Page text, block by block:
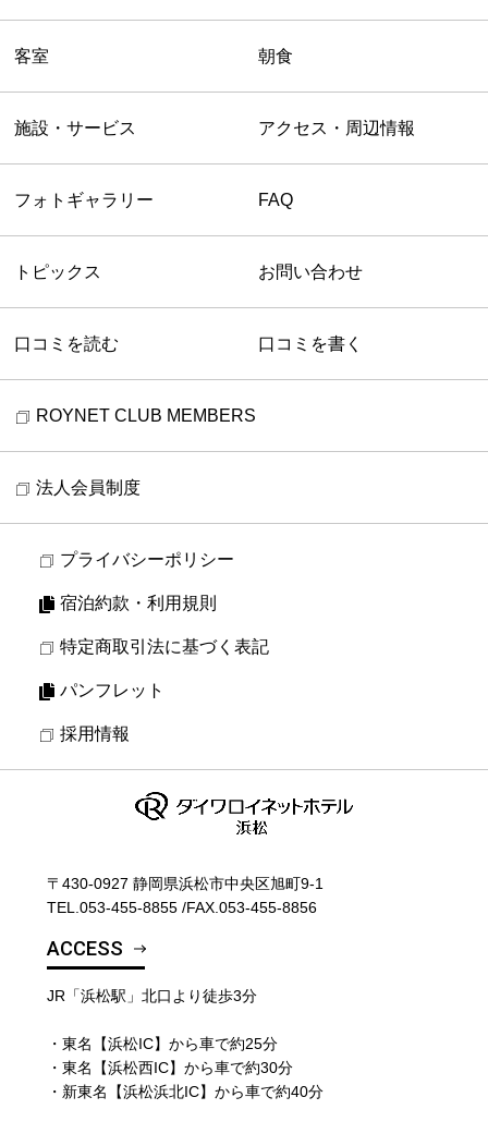
客室 朝食
施設・サービス アクセス・周辺情報
フォトギャラリー FAQ
トピックス お問い合わせ
口コミを読む 口コミを書く
ROYNET CLUB MEMBERS
法人会員制度
プライバシーポリシー
宿泊約款・利用規則
特定商取引法に基づく表記
パンフレット
採用情報
〒430-0927 静岡県浜松市中央区旭町9-1
TEL. 053-455-8855 /FAX.053-455-8856
ACCESS
JR「浜松駅」北口より徒歩3分
・東名【浜松IC】から車で約25分
・東名【浜松西IC】から車で約30分
・新東名【浜松浜北IC】から車で約40分